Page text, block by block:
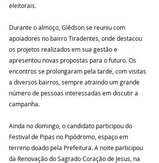
eleitorais.
Durante o almoço, Glêdson se reuniu com
apoiadores no bairro Tiradentes, onde destacou
os projetos realizados em sua gestão e
apresentou novas propostas para o futuro. Os
encontros se prolongaram pela tarde, com visitas
a diversos bairros, sempre atraindo um grande
número de pessoas interessadas em discutir a
campanha.
Ainda no domingo, o candidato participou do
Festival de Pipas no Pipódromo, espaço em
terreno doado pela Prefeitura. A noite participou
da Renovação do Sagrado Coração de Jesus, na